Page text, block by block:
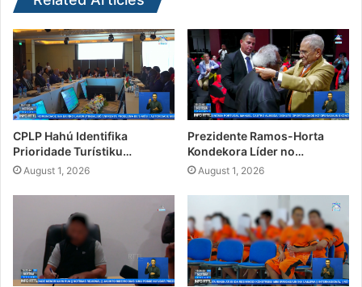
CPLP Hahú Identifika
Prioridade Turístiku…
August 1, 2026
Prezidente Ramos-Horta
Kondekora Líder no…
August 1, 2026